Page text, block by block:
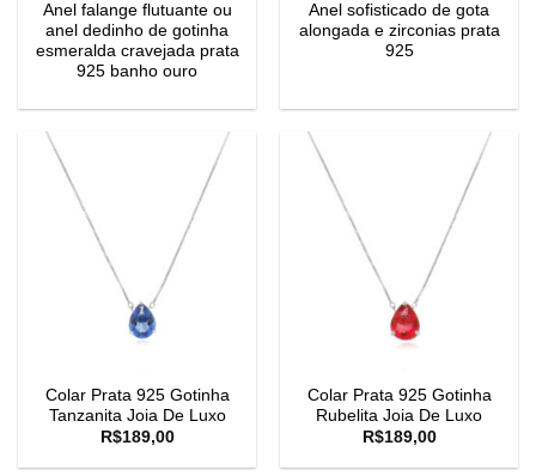
Anel falange flutuante ou
anel dedinho de gotinha
esmeralda cravejada prata
925 banho ouro
Anel sofisticado de gota
alongada e zirconias prata
925
Colar Prata 925 Gotinha
Tanzanita Joia De Luxo
R$189,00
Colar Prata 925 Gotinha
Rubelita Joia De Luxo
R$189,00